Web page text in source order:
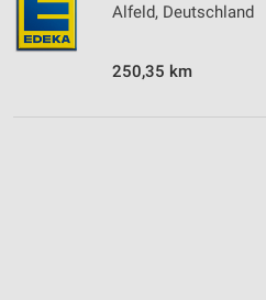
Alfeld, Deutschland
250,35 km